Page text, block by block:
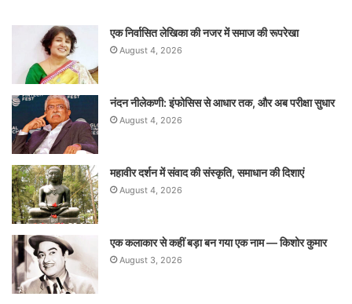
एक निर्वासित लेखिका की नजर में समाज की रूपरेखा
August 4, 2026
नंदन नीलेकणी: इंफोसिस से आधार तक, और अब परीक्षा सुधार
August 4, 2026
महावीर दर्शन में संवाद की संस्कृति, समाधान की दिशाएं
August 4, 2026
एक कलाकार से कहीं बड़ा बन गया एक नाम — किशोर कुमार
August 3, 2026